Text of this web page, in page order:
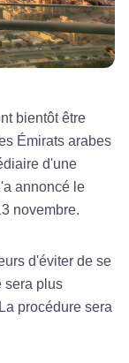
bientôt être
Émirats arabes
d'une
annoncé le
novembre.
d'éviter de se
sera plus
procédure sera